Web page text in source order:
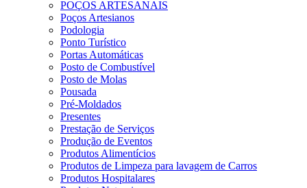
POÇOS ARTESANAIS
Poços Artesianos
Podologia
Ponto Turístico
Portas Automáticas
Posto de Combustível
Posto de Molas
Pousada
Pré-Moldados
Presentes
Prestação de Serviços
Produção de Eventos
Produtos Alimentícios
Produtos de Limpeza para lavagem de Carros
Produtos Hospitalares